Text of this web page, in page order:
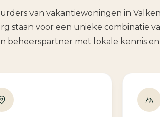
van vakantiewoningen in
staan voor een unieke combinatie
beheerspartner met lokale kennis